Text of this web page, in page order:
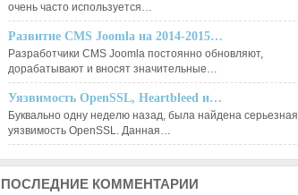
очень часто используется…
Развитие CMS Joomla на 2014-2015…
Разработчики CMS Joomla постоянно обновляют,
дорабатывают и вносят значительные…
Уязвимость OpenSSL, Heartbleed и…
Буквально одну неделю назад, была найдена серьезная
уязвимость OpenSSL. Данная…
ПОСЛЕДНИЕ КОММЕНТАРИИ